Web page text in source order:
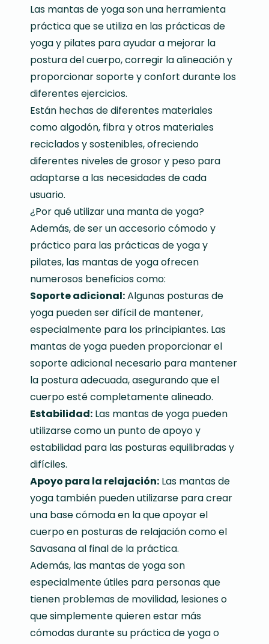
Las mantas de yoga son una herramienta
práctica que se utiliza en las prácticas de
yoga y pilates para ayudar a mejorar la
postura del cuerpo, corregir la alineación y
proporcionar soporte y confort durante los
diferentes ejercicios.
Están hechas de diferentes materiales
como algodón, fibra y otros materiales
reciclados y sostenibles, ofreciendo
diferentes niveles de grosor y peso para
adaptarse a las necesidades de cada
usuario.
¿Por qué utilizar una manta de yoga?
Además, de ser un accesorio cómodo y
práctico para las prácticas de yoga y
pilates, las mantas de yoga ofrecen
numerosos beneficios como:
Soporte adicional:Algunas posturas de
yoga pueden ser difícil de mantener,
especialmente para los principiantes. Las
mantas de yoga pueden proporcionar el
soporte adicional necesario para mantener
la postura adecuada, asegurando que el
cuerpo esté completamente alineado.
Estabilidad: Las mantas de yoga pueden
utilizarse como un punto de apoyo y
estabilidad para las posturas equilibradas y
difíciles.
Apoyo para la relajación: Las mantas de
yoga también pueden utilizarse para crear
una base cómoda en la que apoyar el
cuerpo en posturas de relajación como el
Savasana al final de la práctica.
Además, las mantas de yoga son
especialmente útiles para personas que
tienen problemas de movilidad, lesiones o
que simplemente quieren estar más
cómodas durante su práctica de yoga o